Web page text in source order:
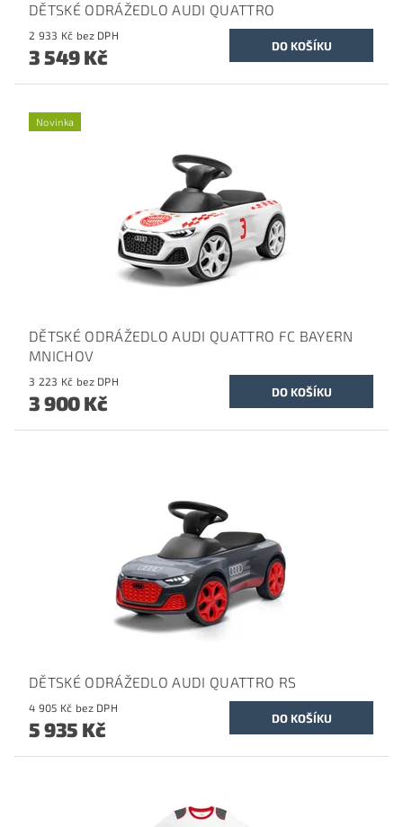
DĚTSKÉ ODRÁŽEDLO AUDI QUATTRO
2 933 Kč bez DPH
3 549 Kč
Novinka
DĚTSKÉ ODRÁŽEDLO AUDI QUATTRO FC BAYERN
MNICHOV
3 223 Kč bez DPH
3 900 Kč
DĚTSKÉ ODRÁŽEDLO AUDI QUATTRO RS
4 905 Kč bez DPH
5 935 Kč